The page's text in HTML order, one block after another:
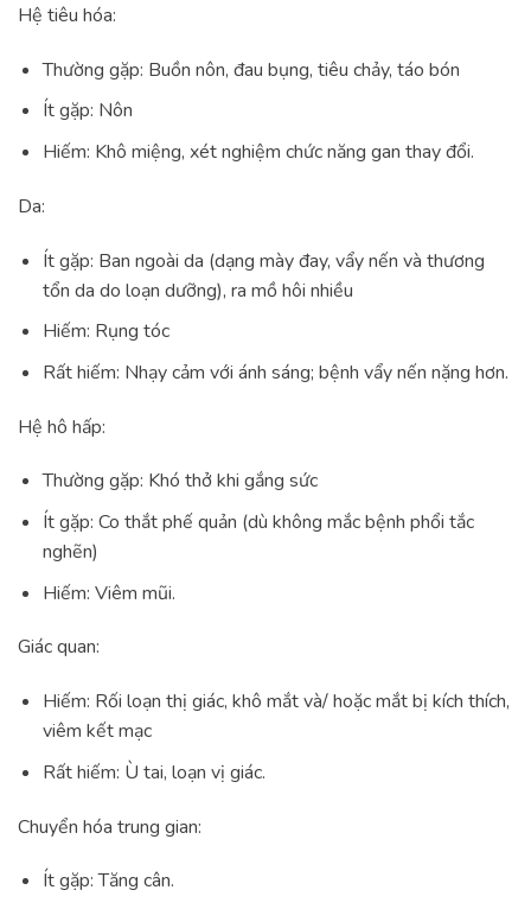
Hệ tiêu hóa:
Thường gặp: Buồn nôn, đau bụng, tiêu chảy, táo bón
Ít gặp: Nôn
Hiếm: Khô miệng, xét nghiệm chức năng gan thay đổi.
Da:
Ít gặp: Ban ngoài da (dạng mày đay, vẩy nến và thương
tổn da do loạn dưỡng), ra mồ hôi nhiều
Hiếm: Rụng tóc
Rất hiếm: Nhạy cảm với ánh sáng; bệnh vẩy nến nặng hơn.
Hệ hô hấp:
Thường gặp: Khó thở khi gắng sức
Ít gặp: Co thắt phế quản (dù không mắc bệnh phổi tắc
nghẽn)
Hiếm: Viêm mũi.
Giác quan:
Hiếm: Rối loạn thị giác, khô mắt và/ hoặc mắt bị kích thích,
viêm kết mạc
Rất hiếm: Ù tai, loạn vị giác.
Chuyển hóa trung gian:
Ít gặp: Tăng cân.